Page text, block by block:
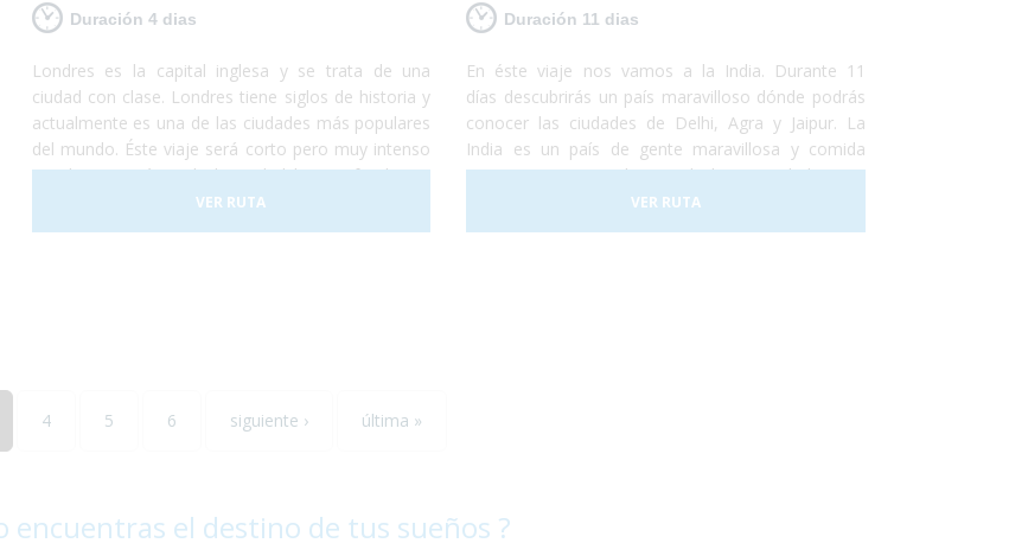
Duración 4 dias
Londres es la capital inglesa y se trata de una
ciudad con clase. Londres tiene siglos de historia y
actualmente es una de las ciudades más populares
del mundo. Éste viaje será corto pero muy intenso
en el conocerás toda la ciudad bien a fondo. En
éste viaje podrás visitar los monumentos más
emblemáticos como el Big Ben o la Torre de
sólo preocúpate por disfrutar... ¡nosotros te lo
VER RUTA
Duración 11 dias
En éste viaje nos vamos a la India. Durante 11
días descubrirás un país maravilloso dónde podrás
conocer las ciudades de Delhi, Agra y Jaipur. La
India es un país de gente maravillosa y comida
exquisita. Se trata de una de las sociedades con
más historia de la humanidad y no te perderás ni un
detalle. No temas conocer un destino que se saldrá
VER RUTA
4 5 6 siguiente › última »
encuentras el destino de tus sueños ?